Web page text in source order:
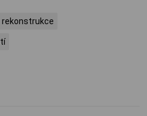
rekonstrukce